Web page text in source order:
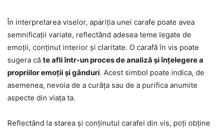
În interpretarea viselor, apariția unei carafe poate avea
semnificații variate, reflectând adesea teme legate de
emoții, conținut interior și claritate. O carafă în vis poate
sugera că te afli într-un proces de analiză și înțelegere a
propriilor emoții și gânduri. Acest simbol poate indica, de
asemenea, nevoia de a curăța sau de a purifica anumite
aspecte din viața ta.
Reflectând la starea și conținutul carafei din vis, poți obține